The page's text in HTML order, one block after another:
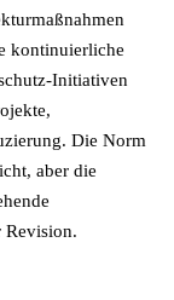
kontinuierliche
Initiativen
Die Norm
aber die
Revision.